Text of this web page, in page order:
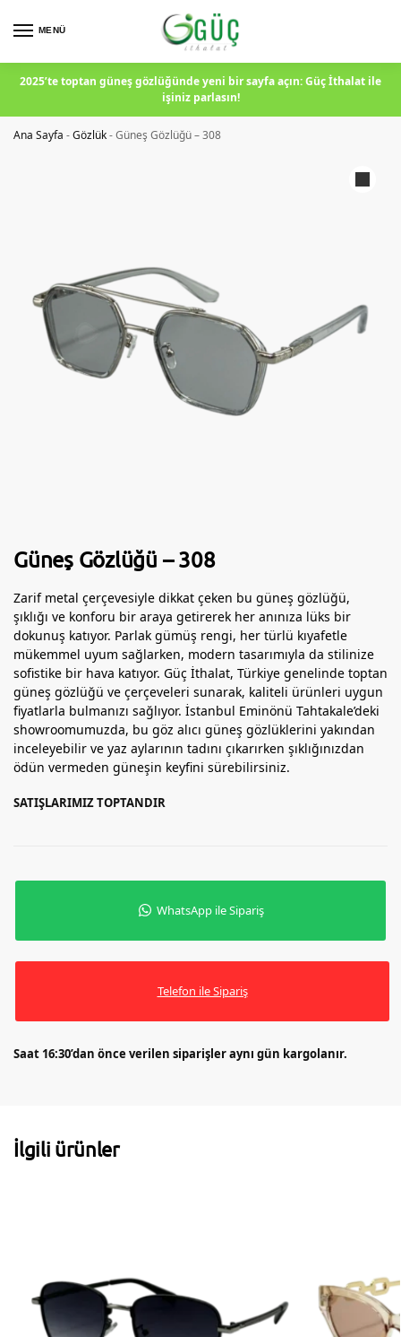
MENÜ
2025’te toptan güneş gözlüğünde yeni bir sayfa açın: Güç İthalat ile
işiniz parlasın!
Ana Sayfa -Gözlük-Güneş Gözlüğü – 308
Güneş Gözlüğü – 308
Zarif metal çerçevesiyle dikkat çeken bu güneş gözlüğü,
şıklığı ve konforu bir araya getirerek her anınıza lüks bir
dokunuş katıyor. Parlak gümüş rengi, her türlü kıyafetle
mükemmel uyum sağlarken, modern tasarımıyla da stilinize
sofistike bir hava katıyor. Güç İthalat, Türkiye genelinde toptan
güneş gözlüğü ve çerçeveleri sunarak, kaliteli ürünleri uygun
fiyatlarla bulmanızı sağlıyor. İstanbul Eminönü Tahtakale’deki
showroomumuzda, bu göz alıcı güneş gözlüklerini yakından
inceleyebilir ve yaz aylarının tadını çıkarırken şıklığınızdan
ödün vermeden güneşin keyfini sürebilirsiniz.
SATIŞLARIMIZ TOPTANDIR
WhatsApp ile Sipariş
Telefon ile Sipariş
Saat 16:30’dan önce verilen siparişler aynı gün kargolanır.
İlgili ürünler